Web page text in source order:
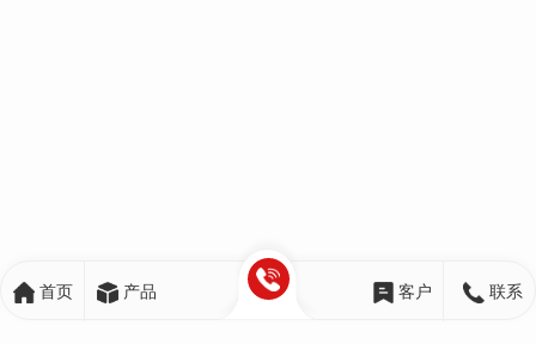
首页 产品 客户 联系